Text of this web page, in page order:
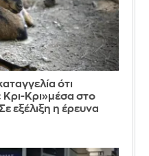
ότι
Κρι»μέσα στο
εξέλιξη η έρευνα